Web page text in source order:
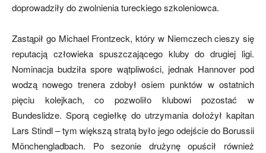
doprowadziły do zwolnienia tureckiego szkoleniowca.
Zastąpił go Michael Frontzeck, który w Niemczech cieszy się
reputacją człowieka spuszczającego kluby do drugiej ligi.
Nominacja budziła spore wątpliwości, jednak Hannover pod
wodzą nowego trenera zdobył osiem punktów w ostatnich
pięciu kolejkach, co pozwoliło klubowi pozostać w
Bundeslidze. Sporą cegiełkę do utrzymania dołożył kapitan
Lars Stindl – tym większą stratą było jego odejście do Borussii
Mönchengladbach. Po sezonie drużynę opuścił również